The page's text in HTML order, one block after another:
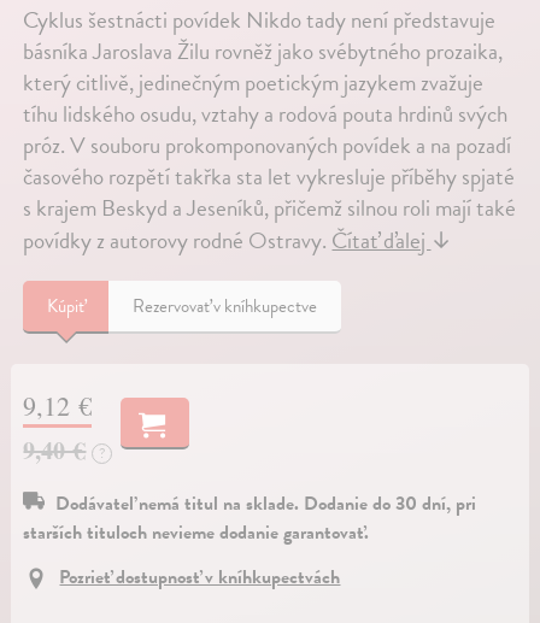
Cyklus šestnácti povídek Nikdo tady není představuje
básníka Jaroslava Žilu rovněž jako svébytného prozaika,
který citlivě, jedinečným poetickým jazykem zvažuje
tíhu lidského osudu, vztahy a rodová pouta hrdinů svých
próz. V souboru prokomponovaných povídek a na pozadí
časového rozpětí takřka sta let vykresluje příběhy spjaté
s krajem Beskyd a Jeseníků, přičemž silnou roli mají také
povídky z autorovy rodné Ostravy. Čítať ďalej ↓
Kúpiť Rezervovať v kníhkupectve
9,12 €
9,40 €
?
Dodávateľ nemá titul na sklade. Dodanie do 30 dní, pri
starších tituloch nevieme dodanie garantovať.
Pozrieť dostupnosť v kníhkupectvách